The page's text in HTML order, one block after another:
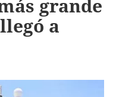
grande
a